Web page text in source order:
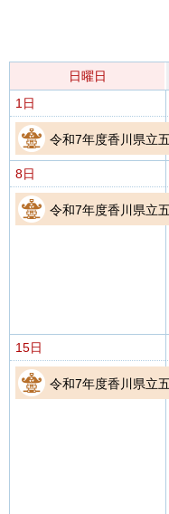
日曜日
1日
令和7年度香川県立
8日
令和7年度香川県立
15日
令和7年度香川県立